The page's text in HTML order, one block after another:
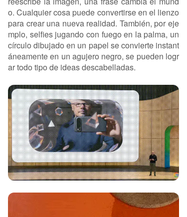
o. Cualquier cosa puede convertirse en el lienzo
para crear una nueva realidad. También, por eje
mplo, selfies jugando con fuego en la palma, un
círculo dibujado en un papel se convierte instant
áneamente en un agujero negro, se pueden logr
ar todo tipo de ideas descabelladas.